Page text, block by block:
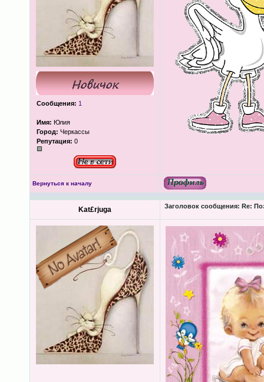
Сообщения: 1
Имя: Юлия
Город: Черкассы
Репутация: 0
Вернуться к началу
Kat£rjuga Заголовок сообщения: Re: